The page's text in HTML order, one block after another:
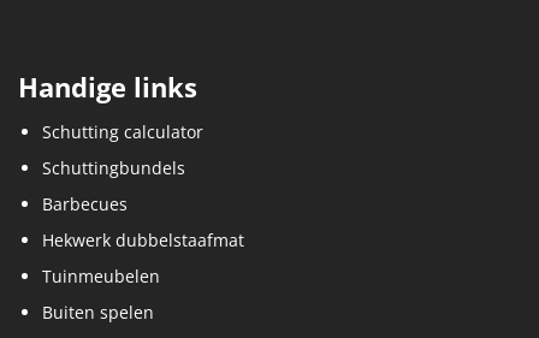
Hekwerk dubbelstaafmat
Tuinmeubelen
Buiten spelen